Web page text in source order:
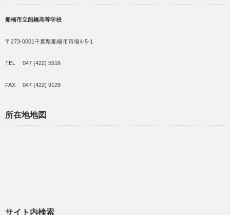
船橋市立船橋高等学校
〒273-0001千葉県船橋市市場4-5-1
TEL 047 (422) 5516
FAX 047 (422) 9129
所在地地図
サイト内検索